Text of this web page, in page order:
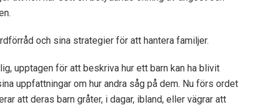
och sina strategier för att hantera familjer.
upptagen för att beskriva hur ett barn kan ha blivit
uppfattningar om hur andra såg på dem. Nu förs ordet
att deras barn gråter, i dagar, ibland, eller vägrar att